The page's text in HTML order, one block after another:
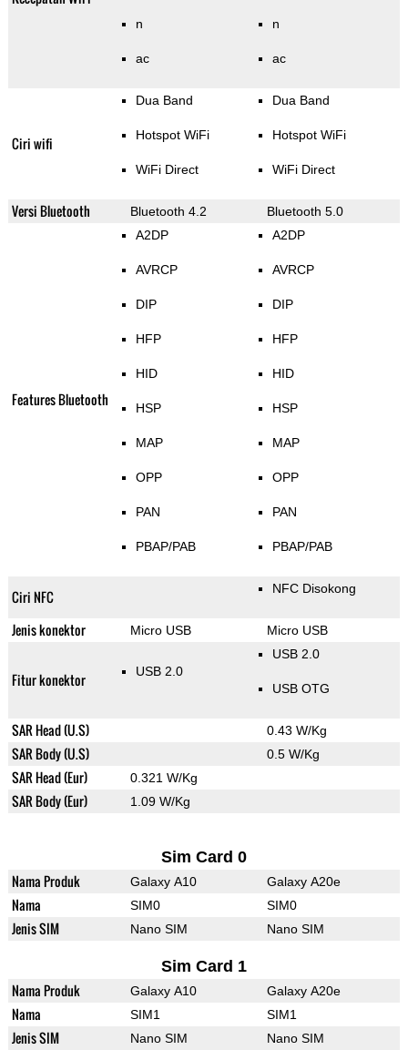
n
ac
n
ac
Ciri wifi
Dua Band
Hotspot WiFi
WiFi Direct
Dua Band
Hotspot WiFi
WiFi Direct
Versi Bluetooth Bluetooth 4.2 Bluetooth 5.0
Features Bluetooth
A2DP
AVRCP
DIP
HFP
HID
HSP
MAP
OPP
PAN
PBAP/PAB
A2DP
AVRCP
DIP
HFP
HID
HSP
MAP
OPP
PAN
PBAP/PAB
Ciri NFC NFC Disokong
Jenis konektor Micro USB Micro USB
Fitur konektor USB 2.0
USB 2.0
USB OTG
SAR Head (U.S) 0.43 W/Kg
SAR Body (U.S) 0.5 W/Kg
SAR Head (Eur) 0.321 W/Kg
SAR Body (Eur) 1.09 W/Kg
Sim Card 0
Nama Produk Galaxy A10 Galaxy A20e
Nama SIM0 SIM0
Jenis SIM Nano SIM Nano SIM
Sim Card 1
Nama Produk Galaxy A10 Galaxy A20e
Nama SIM1 SIM1
Jenis SIM Nano SIM Nano SIM